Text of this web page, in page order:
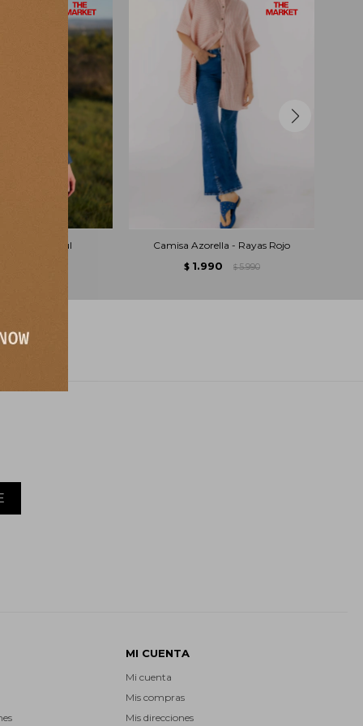
Alterna - Azul Camisa Azorella - Rayas Rojo
$ 1.990 $ 5.990
MI CUENTA
Mi cuenta
Mis compras
Mis direcciones